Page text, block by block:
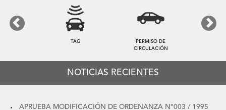
TAG
PERMISO DE
CIRCULACIÓN
Previous Next
NOTICIAS RECIENTES
APRUEBA MODIFICACIÓN DE ORDENANZA N°003 / 1995